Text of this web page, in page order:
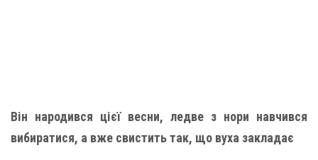
Він народився цієї весни, ледве з нори навчився
вибиратися, а вже свистить так, що вуха закладає